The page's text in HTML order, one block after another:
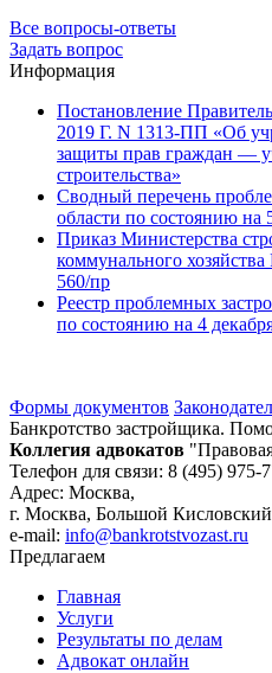
Все вопросы-ответы
Задать вопрос
Информация
Постановление
2019 Г. N 1313-ПП «Об
защиты прав граждан —
строительства»
Сводный перечень
области по состоянию на
Приказ Министерства
коммунального
560/пр
Реестр проблемных
по состоянию на 4
Формы документов
Банкротство застройщика.
Коллегия адвокатов
Телефон для связи: 8 (495) 975-
Адрес: Москва,
г. Москва, Большой
e-mail: info@bankrotstvozast.ru
Предлагаем
Главная
Услуги
Результаты по делам
Адвокат онлайн